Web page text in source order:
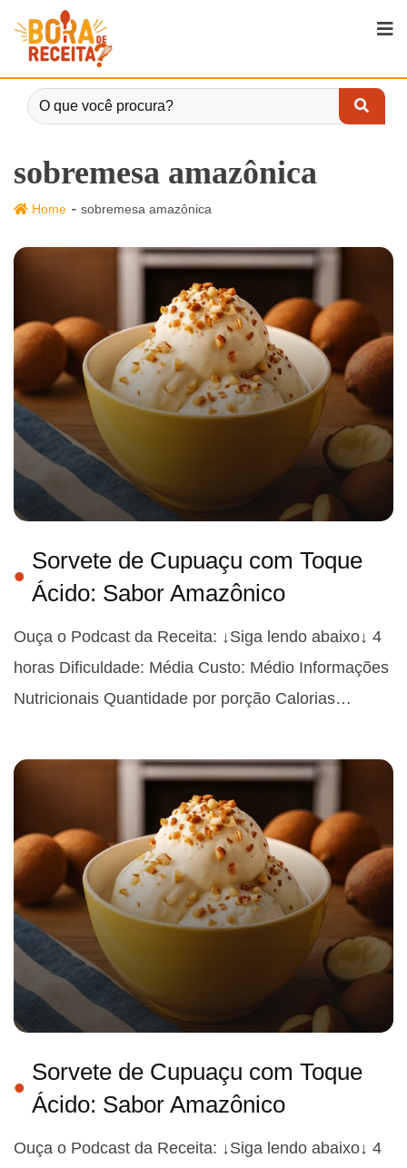
sobremesa amazônica
Home - sobremesa amazônica
Sorvete de Cupuaçu com Toque
Ácido: Sabor Amazônico
Ouça o Podcast da Receita: ↓Siga lendo abaixo↓ 4
horas Dificuldade: Média Custo: Médio Informações
Nutricionais Quantidade por porção Calorias…
Sorvete de Cupuaçu com Toque
Ácido: Sabor Amazônico
Ouça o Podcast da Receita: ↓Siga lendo abaixo↓ 4